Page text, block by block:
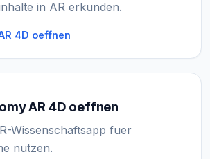
in AR erkunden.
4D oeffnen
AR 4D oeffnen
Wissenschaftsapp fuer
nutzen.